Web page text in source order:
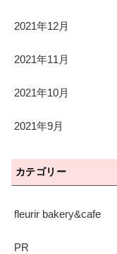
2021年12月
2021年11月
2021年10月
2021年9月
カテゴリー
fleurir bakery&cafe
PR